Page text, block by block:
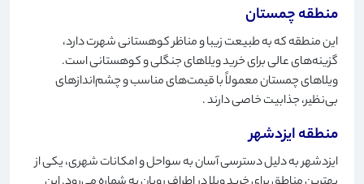
منطقه چمستان
این منطقه که به طبیعت زیبا و مناظر کوهستانی شهرت دارد،
گزینه‌های عالی برای خرید ویلاهای جنگلی و کوهستانی است.
ویلاهای چمستان معمولاً با قیمت‌های مناسب و چشم‌اندازهای
بی‌نظیر، جذابیت خاصی دارند.
منطقه ایزدشهر
ایزدشهر به دلیل دسترسی آسان به سواحل و امکانات شهری، یکی از